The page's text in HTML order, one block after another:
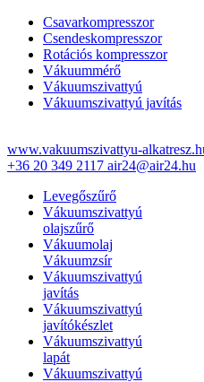
Csavarkompresszor
Csendeskompresszor
Rotációs kompresszor
Vákuummérő
Vákuumszivattyú
Vákuumszivattyú javítás
www.vakuumszivattyu-
+36 20 349 2117 air24@air24.hu
Levegőszűrő
Vákuumszivattyú
olajszűrő
Vákuumolaj
Vákuumzsír
Vákuumszivattyú
javítás
Vákuumszivattyú
javítókészlet
Vákuumszivattyú
lapát
Vákuumszivattyú